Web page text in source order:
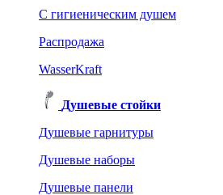
C гигиеническим душем
Распродажа
WasserKraft
Душевые стойки
Душевые гарнитуры
Душевые наборы
Душевые панели